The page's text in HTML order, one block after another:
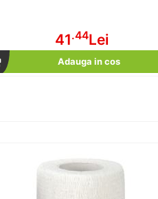
41.44Lei
Adauga in cos